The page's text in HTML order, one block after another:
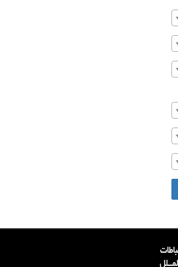
همچنین بر اتخاذ تمهیدات لازم برای جابه‌جایی سکوی زباله در
این منطقه نیز تأکید شده است.